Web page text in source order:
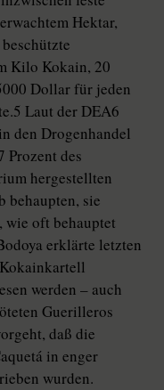
Hektar,
Kilo Kokain, 20
Dollar für jeden
Laut der DEA6
den Drogenhandel
des
hergestellten
behaupten, sie
wie oft behauptet
erklärte letzten
werden – auch
Guerilleros
daß die
in enger
wurden.